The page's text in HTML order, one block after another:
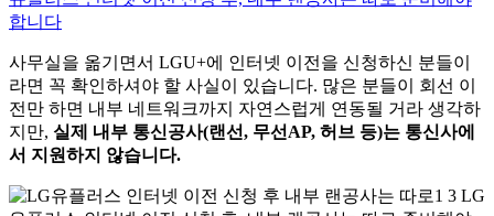
사무실을 옮기면서 LGU+에 인터넷 이전을 신청하신 분들이
라면 꼭 확인하셔야 할 사실이 있습니다. 많은 분들이 회선 이
전만 하면 내부 네트워크까지 자연스럽게 연동될 거라 생각하
지만, 실제 내부 통신공사(랜선, 무선AP, 허브 등)는 통신사에
서 지원하지 않습니다.